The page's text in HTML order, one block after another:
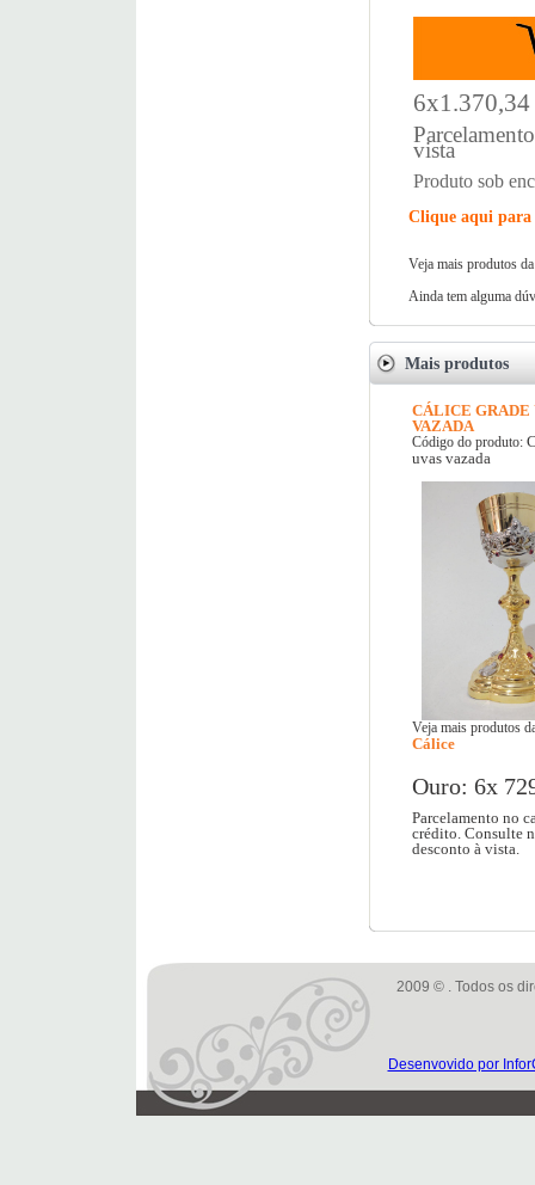
6x1.370,34
vista
Produto sob
Clique aqui para
Veja mais produtos
Ainda tem alguma
Mais produtos
CÁLICE GRADE
VAZADA
Código do produto:
uvas vazada
Veja mais produtos
Cálice
Ouro: 6x
Parcelamento no
crédito. Consulte
desconto à vista.
2009 © . Todos os
Desenvovido por